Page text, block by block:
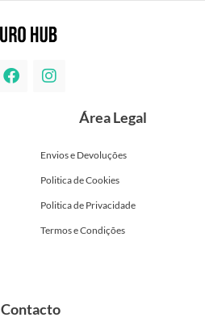
Área Legal
Envios e Devoluções
Politica de Cookies
Politica de Privacidade
Termos e Condições
Contacto